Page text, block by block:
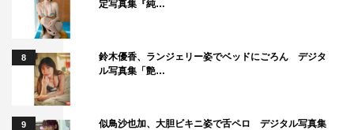
番組情報
定写真集『純…
8
鈴木優香、ランジェリー姿でベッドにごろん デジタ
ル写真集「艶…
9
似鳥沙也加、大胆ビキニ姿で舌ペロ デジタル写真集